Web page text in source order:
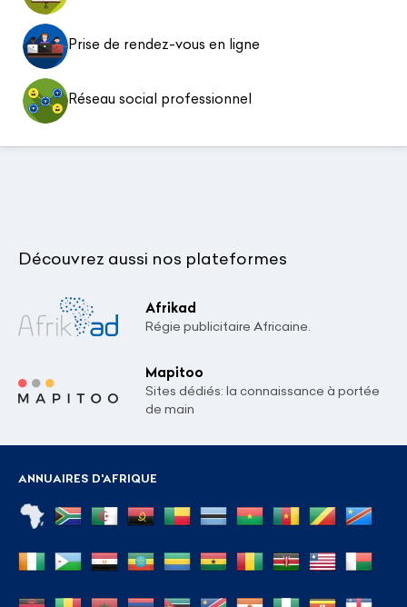
Prise de rendez-vous en ligne
Réseau social professionnel
Découvrez aussi nos plateformes
Afrikad
Régie publicitaire Africaine.
Mapitoo
Sites dédiés: la connaissance à portée
de main
ANNUAIRES D'AFRIQUE